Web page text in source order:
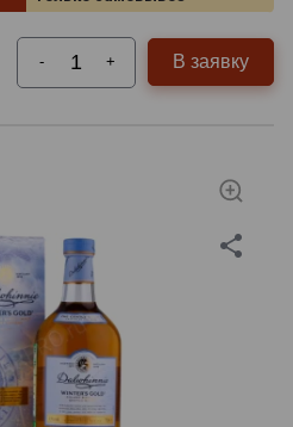
- + В заявку